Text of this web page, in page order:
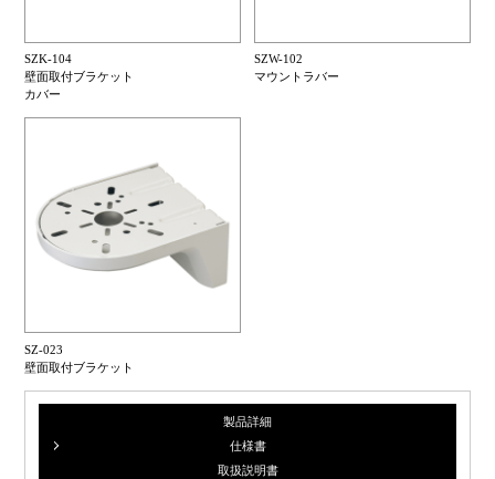
SZK-104
壁面取付ブラケット
カバー
SZW-102
マウントラバー
SZ-023
壁面取付ブラケット
製品詳細
仕様書
取扱説明書